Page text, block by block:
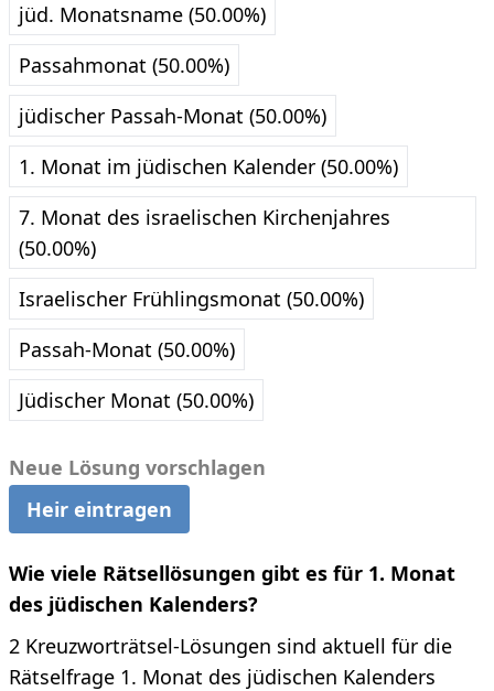
jüd. Monatsname (50.00%)
Passahmonat (50.00%)
jüdischer Passah-Monat (50.00%)
1. Monat im jüdischen Kalender (50.00%)
7. Monat des israelischen Kirchenjahres
(50.00%)
Israelischer Frühlingsmonat (50.00%)
Passah-Monat (50.00%)
Jüdischer Monat (50.00%)
Neue Lösung vorschlagen
Heir eintragen
Wie viele Rätsellösungen gibt es für 1. Monat
des jüdischen Kalenders?
2 Kreuzworträtsel-Lösungen sind aktuell für die
Rätselfrage 1. Monat des jüdischen Kalenders